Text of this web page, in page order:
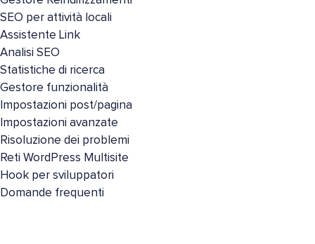
SEO per attività locali
Assistente Link
Analisi SEO
Statistiche di ricerca
Gestore funzionalità
Impostazioni post/pagina
Impostazioni avanzate
Risoluzione dei problemi
Reti WordPress Multisite
Hook per sviluppatori
Domande frequenti